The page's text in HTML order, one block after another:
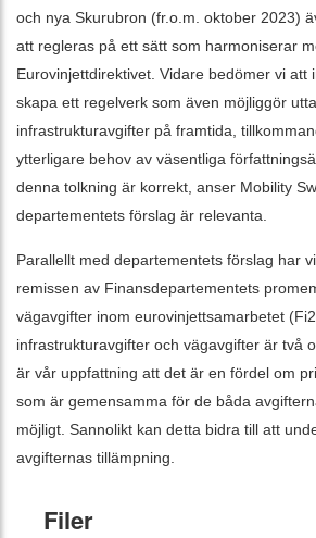
och nya Skurubron (fr.o.m. oktober 2023)
att regleras på ett sätt som harmoniserar
Eurovinjettdirektivet. Vidare bedömer vi att
skapa ett regelverk som även möjliggör
infrastrukturavgifter på framtida,
ytterligare behov av väsentliga
denna tolkning är korrekt, anser Mobility
departementets förslag är relevanta.
Parallellt med departementets förslag har
remissen av Finansdepartementets
vägavgifter inom eurovinjettsamarbetet
infrastrukturavgifter och vägavgifter är två
är vår uppfattning att det är en fördel om
som är gemensamma för de båda
möjligt. Sannolikt kan detta bidra till att
avgifternas tillämpning.
Filer